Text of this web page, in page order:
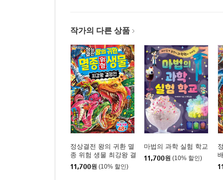
작가의 다른 상품
정상결전 왕의 귀환 멸
종 위험 생물 최강왕 결
정전
11,700원 (10% 할인)
마법의 과학 실험 학교
11,700원 (10% 할인)